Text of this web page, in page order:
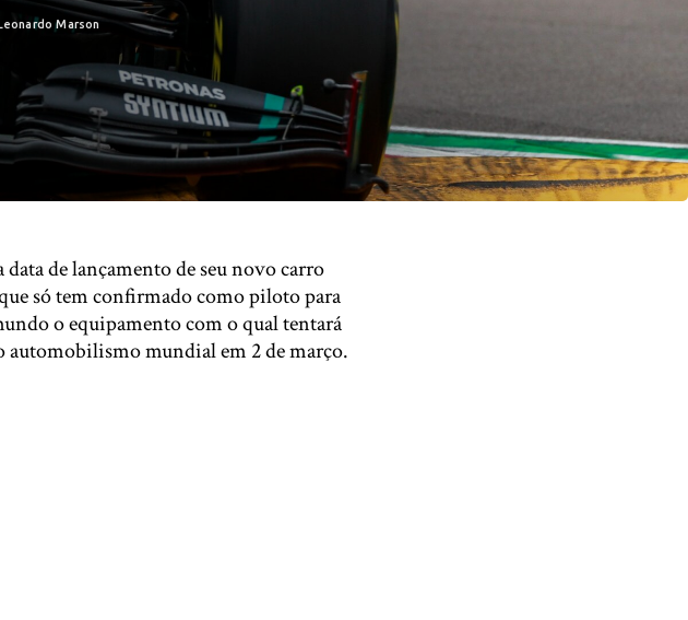
Marson
de lançamento de seu novo carro
só tem confirmado como piloto para
o equipamento com o qual tentará
automobilismo mundial em 2 de março.